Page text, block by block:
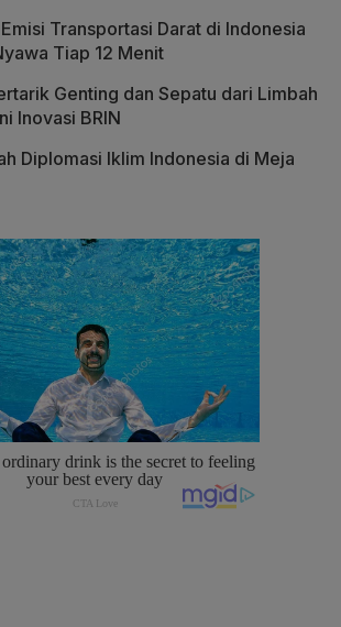
Transportasi Darat di Indonesia
Tiap 12 Menit
Genting dan Sepatu dari Limbah
Inovasi BRIN
Diplomasi Iklim Indonesia di Meja